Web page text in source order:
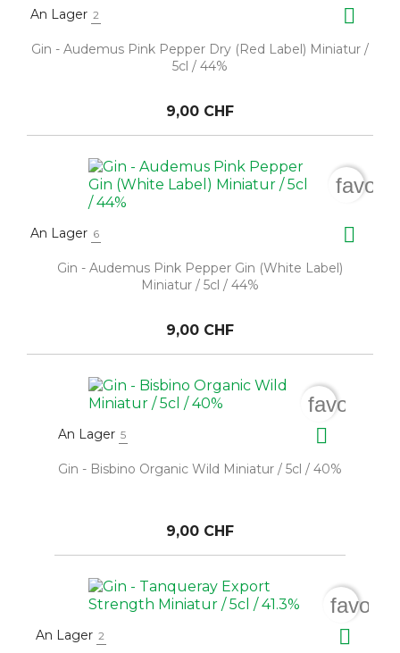
An Lager 2 
Gin - Audemus Pink Pepper Dry (Red Label) Miniatur /
5cl / 44%
9,00 CHF
An Lager 6 
Gin - Audemus Pink Pepper Gin (White Label)
Miniatur / 5cl / 44%
9,00 CHF
An Lager 5 
Gin - Bisbino Organic Wild Miniatur / 5cl / 40%
9,00 CHF
An Lager 2 